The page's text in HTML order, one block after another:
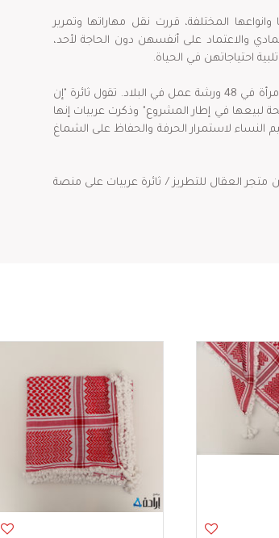
المختلفة، قررت نقل مهاراتها وتمرير
والاعتماد على أنفسهن دون الحاجة لأحد،
احتياجاتهن في الحياة.
قام مشروع ثائرة الذي يحمل اسم «مهدبات الهدب» بتعليم 525 امرأة في 48 ورشة عمل في البلاد. تقول ثائرة "إن
في تزيين الأوشحة لبيعها في إطار المشروع" وذكرت عربيات إنها
لاستمرار الحرفة والحفاظ على الشماغ
العقال للتطريز / ثائرة عربيات على منصة